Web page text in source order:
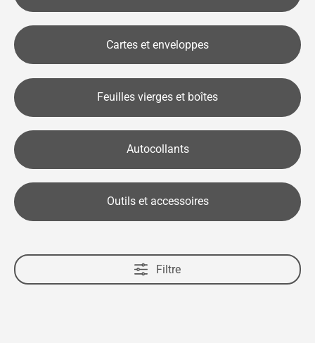
Cartes et enveloppes
Feuilles vierges et boîtes
Autocollants
Outils et accessoires
Filtre